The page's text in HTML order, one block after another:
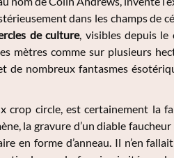
dans les champs de
de culture, visibles depuis le
mètres comme sur plusieurs
de nombreux fantasmes
circle, est certainement la
la gravure d’un diable
en forme d’anneau. Il n’en